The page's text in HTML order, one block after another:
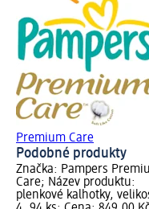
Premium Care
Podobné produkty
Značka: Pampers
Care; Název produktu:
plenkové kalhotky,